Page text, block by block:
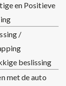
en Positieve
/
beslissing
met de auto